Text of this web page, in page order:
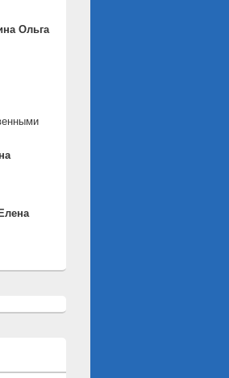
Ольга